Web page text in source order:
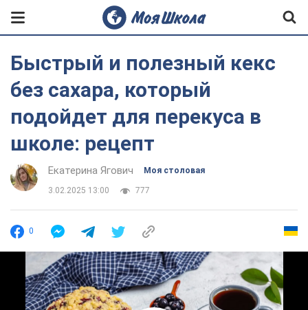
Быстрый и полезный кекс
без сахара, который
подойдет для перекуса в
школе: рецепт
Екатерина Ягович Моя столовая
3.02.2025 13:00 777
0